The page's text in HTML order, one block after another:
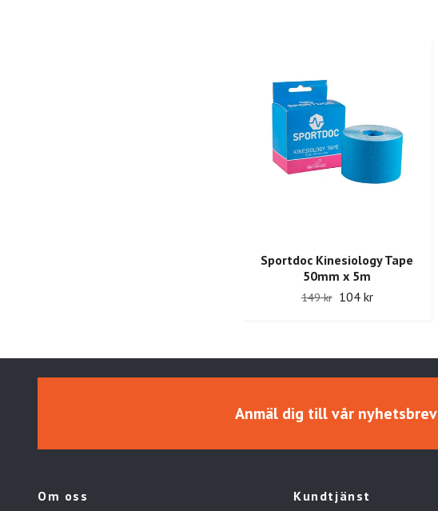
Sportdoc Kinesiology Tape
50mm x 5m
149 kr 104 kr
Anmäl dig till vår nyhetsbrev
Om oss Kundtjänst